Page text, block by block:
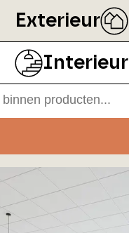
Exterieur
Interieur